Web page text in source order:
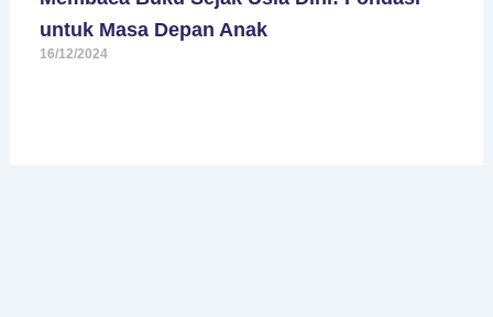
untuk Masa Depan Anak
16/12/2024